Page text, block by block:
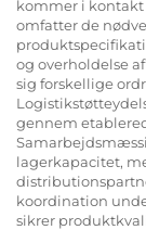
kommer i
omfatter de
og overholdelse
sig forskellige
gennem
lagerkapacitet,
koordination
sikrer